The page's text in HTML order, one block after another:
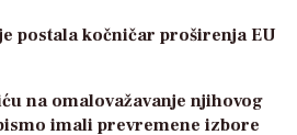
postala kočničar proširenja EU
na omalovažavanje njihovog
imali prevremene izbore